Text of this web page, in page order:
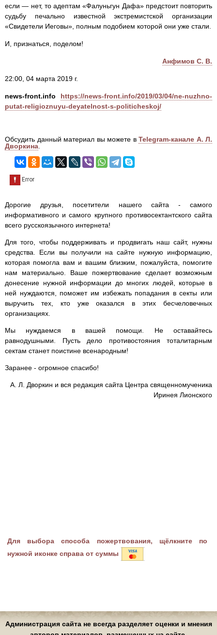
если — нет, то адептам «Фалуньгун Дафа» предстоит повторить
судьбу печально известной экстремистской организации
«Свидетели Иеговы», полным подобием которой они уже стали.
И, признаться, поделом!
Анфимов С. В.
22:00, 04 марта 2019 г.
news-front.info
https://news-front.info/2019/03/04/ne-nuzhno-
putat-religioznuyu-deyatelnost-s-politicheskoj/
Обсудить данный материал вы можете в Telegram-канале А. Л.
Дворкина
Дорогие друзья, посетители нашего сайта - самого
информативного и самого крупного противосектантского сайта
всего русскоязычного интернета!
Для того, чтобы поддерживать и продвигать наш сайт, нужны
средства. Если вы получили на сайте нужную информацию,
которая помогла вам и вашим близким, пожалуйста, помогите
нам материально. Ваше пожертвование сделает возможным
донесение нужной информации до многих людей, которые в
ней нуждаются, поможет им избежать попадания в секты или
выручить тех, кто уже оказался в этих бесчеловечных
организациях.
Мы нуждаемся в вашей помощи. Не оставайтесь
равнодушными. Пусть дело противостояния тоталитарным
сектам станет поистине всенародным!
Заранее - огромное спасибо!
А. Л. Дворкин и вся редакция сайта Центра священномученика
Иринея Лионского
Для выбора способа пожертвования, щёлкните по
нужной иконке справа от суммы
Администрация сайта не всегда разделяет оценки и мнения